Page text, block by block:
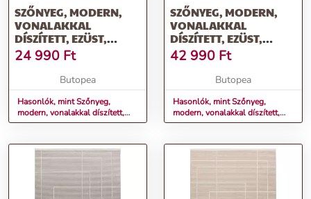
SZŐNYEG, MODERN,
VONALAKKAL
DÍSZÍTETT, EZÜST,
80X150 CM - LA PLAINE
24 990 Ft
Butopea
Hasonlók, mint Szőnyeg,
modern, vonalakkal díszített,
ezüst, 80x150 cm - LA PLAINE
SZŐNYEG, MODERN,
VONALAKKAL
DÍSZÍTETT, EZÜST,
120X170 CM - LA PLAINE
42 990 Ft
Butopea
Hasonlók, mint Szőnyeg,
modern, vonalakkal díszített,
ezüst, 120x170 cm - LA